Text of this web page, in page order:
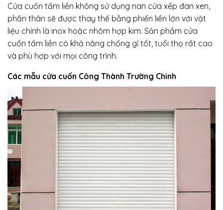
Cửa cuốn tấm liền không sử dụng nan cửa xếp đan xen,
phần thân sẽ được thay thế bằng phiến liền lớn với vật
liệu chính là inox hoặc nhôm hợp kim. Sản phầm cửa
cuốn tấm liền có khả năng chống gỉ tốt, tuổi thọ rất cao
và phù hợp với mọi công trình.
Các mẫu cửa cuốn Công Thành Trường Chinh